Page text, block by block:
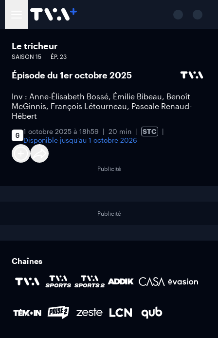
Le tricheur
SAISON 15 ÉP. 23
Épisode du 1er octobre 2025
Inv : Anne-Élisabeth Bossé, Émilie Bibeau, Benoît
McGinnis, François Létourneau, Pascale Renaud-
Hébert
1 octobre 2025 à 18h59 20 min
STC
Disponible jusqu'au 1 octobre 2026
Publicité
Publicité
Chaînes